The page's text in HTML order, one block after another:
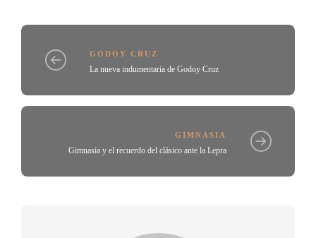
GODOY CRUZ
La nueva indumentaria de Godoy Cruz
GIMNASIA
Gimnasia y el recuerdo del clásico ante la Lepra